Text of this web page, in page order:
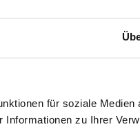
für soziale Medien
zu Ihrer